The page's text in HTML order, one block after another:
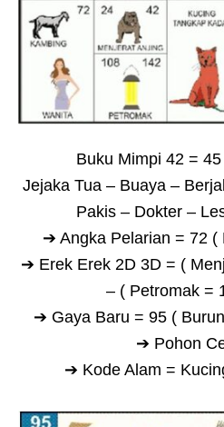
Buku Mimpi 42 =
Jejaka Tua – Buaya –
Pakis – Dokter –
➔ Angka Pelarian = 72 (
➔ Erek Erek 2D 3D = (
– ( Petromak =
➔ Gaya Baru = 95 (
➔ Pohon
➔ Kode Alam =